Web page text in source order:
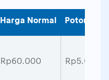
Harga Normal Potongan
Rp60.000 Rp5.000